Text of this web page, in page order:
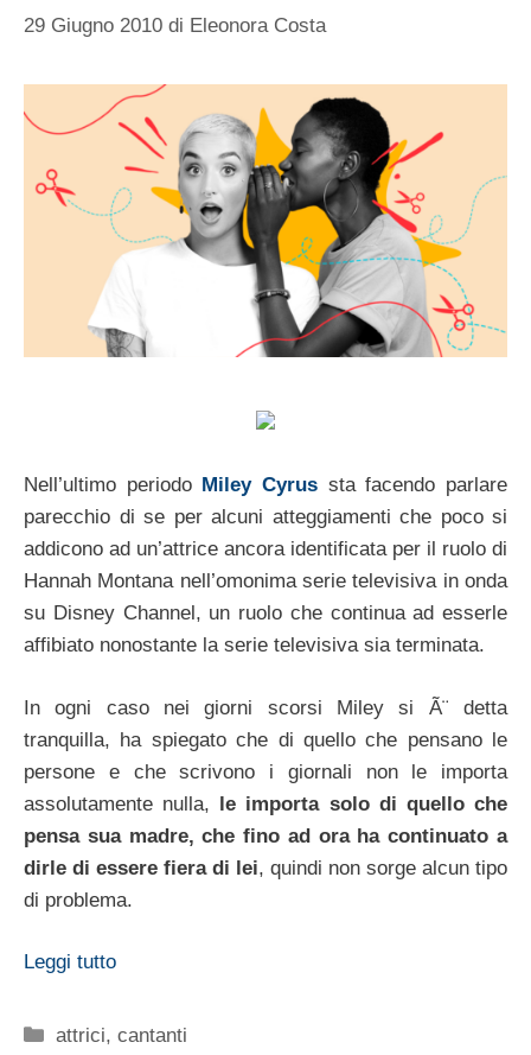
29 Giugno 2010 di Eleonora Costa
Nell’ultimo periodo Miley Cyrus sta facendo parlare
parecchio di se per alcuni atteggiamenti che poco si
addicono ad un’attrice ancora identificata per il ruolo di
Hannah Montana nell’omonima serie televisiva in onda
su Disney Channel, un ruolo che continua ad esserle
affibiato nonostante la serie televisiva sia terminata.
In ogni caso nei giorni scorsi Miley si Ã¨ detta
tranquilla, ha spiegato che di quello che pensano le
persone e che scrivono i giornali non le importa
assolutamente nulla, le importa solo di quello che
pensa sua madre, che fino ad ora ha continuato a
dirle di essere fiera di lei, quindi non sorge alcun tipo
di problema.
Leggi tutto
Categorie
attrici,cantanti